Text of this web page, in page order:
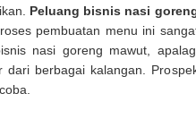
Peluang bisnis nasi
pembuatan menu ini
nasi goreng mawut,
berbagai kalangan.